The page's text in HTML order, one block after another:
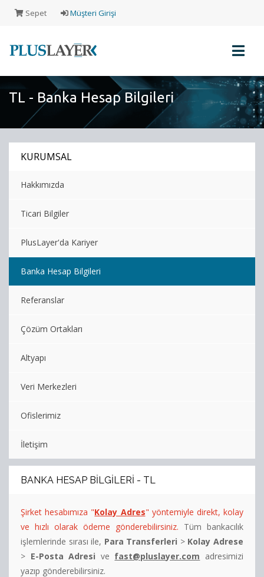
Sepet Müşteri Girişi
Müşteri
Girişi
Yeni
Kaydı
Sepeti
Alan
Adı
Hosting
Kurumsal
Hizmetleri
Hizmetler
Kurumsal
İletişim
TL - Banka Hesap Bilgileri
KURUMSAL
Hakkımızda
Ticari Bilgiler
PlusLayer'da Kariyer
Banka Hesap Bilgileri
Referanslar
Çözüm Ortakları
Altyapı
Veri Merkezleri
Ofislerimiz
İletişim
BANKA HESAP BILGILERI - TL
Şirket hesabımıza "Kolay Adres" yöntemiyle direkt, kolay
ve hızlı olarak ödeme gönderebilirsiniz. Tüm bankacılık
işlemlerinde sırası ile, Para Transferleri > Kolay Adrese
> E-Posta Adresi ve fast@pluslayer.com adresimizi
yazıp gönderebilirsiniz.